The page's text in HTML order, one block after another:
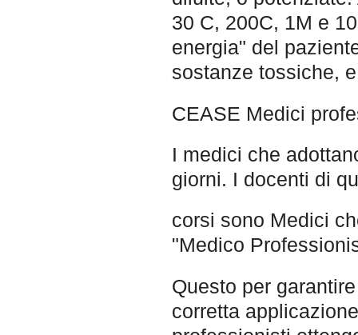
30 C, 200C, 1M e
energia" del
sostanze tossiche,
CEASE Medici
I medici che
giorni. I docenti di
corsi sono Medici
"Medico
Questo per
corretta